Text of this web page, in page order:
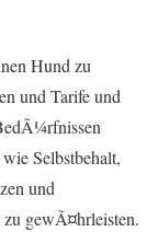
Hund zu
und Tarife und
Selbstbehalt,
und
gewÃ¤hrleisten.